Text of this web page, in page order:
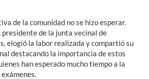
de la comunidad no se hizo esperar.
presidente de la junta vecinal de
elogió la labor realizada y compartió su
destacando la importancia de estos
han esperado mucho tiempo a la